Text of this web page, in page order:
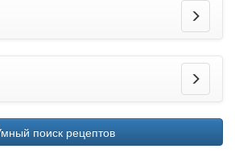
поиск рецептов